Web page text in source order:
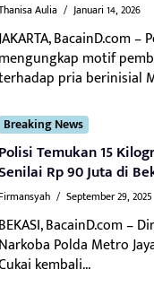
Aulia / Januari 14, 2026
BacainD.com –
mengungkap motif
pria berinisial
Breaking News
Polisi Temukan 15
Rp 90 Juta di
Firmansyah / September 29, 2025
BEKASI, BacainD.com –
Narkoba Polda Metro
kembali...